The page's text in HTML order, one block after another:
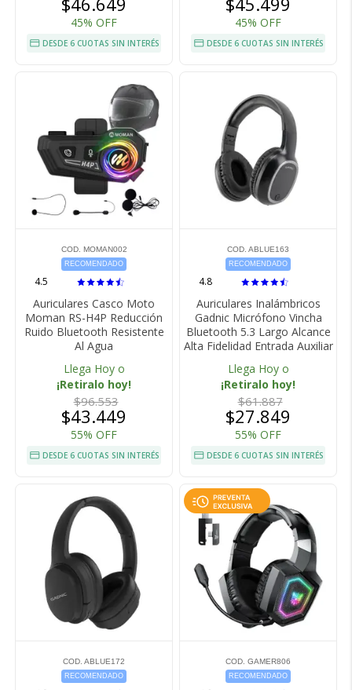
45% OFF
DESDE 6 CUOTAS SIN INTERÉS
45% OFF
DESDE 6 CUOTAS SIN INTERÉS
COD. MOMAN002
RECOMENDADO
4.5
Auriculares Casco Moto
Moman RS-H4P Reducción
Ruido Bluetooth Resistente
Al Agua
Llega Hoy o
¡Retiralo hoy!
$96.553
$43.449
55% OFF
DESDE 6 CUOTAS SIN INTERÉS
COD. ABLUE163
RECOMENDADO
4.8
Auriculares Inalámbricos
Gadnic Micrófono Vincha
Bluetooth 5.3 Largo Alcance
Alta Fidelidad Entrada Auxiliar
Llega Hoy o
¡Retiralo hoy!
$61.887
$27.849
55% OFF
DESDE 6 CUOTAS SIN INTERÉS
COD. ABLUE172
RECOMENDADO
COD. GAMER806
RECOMENDADO